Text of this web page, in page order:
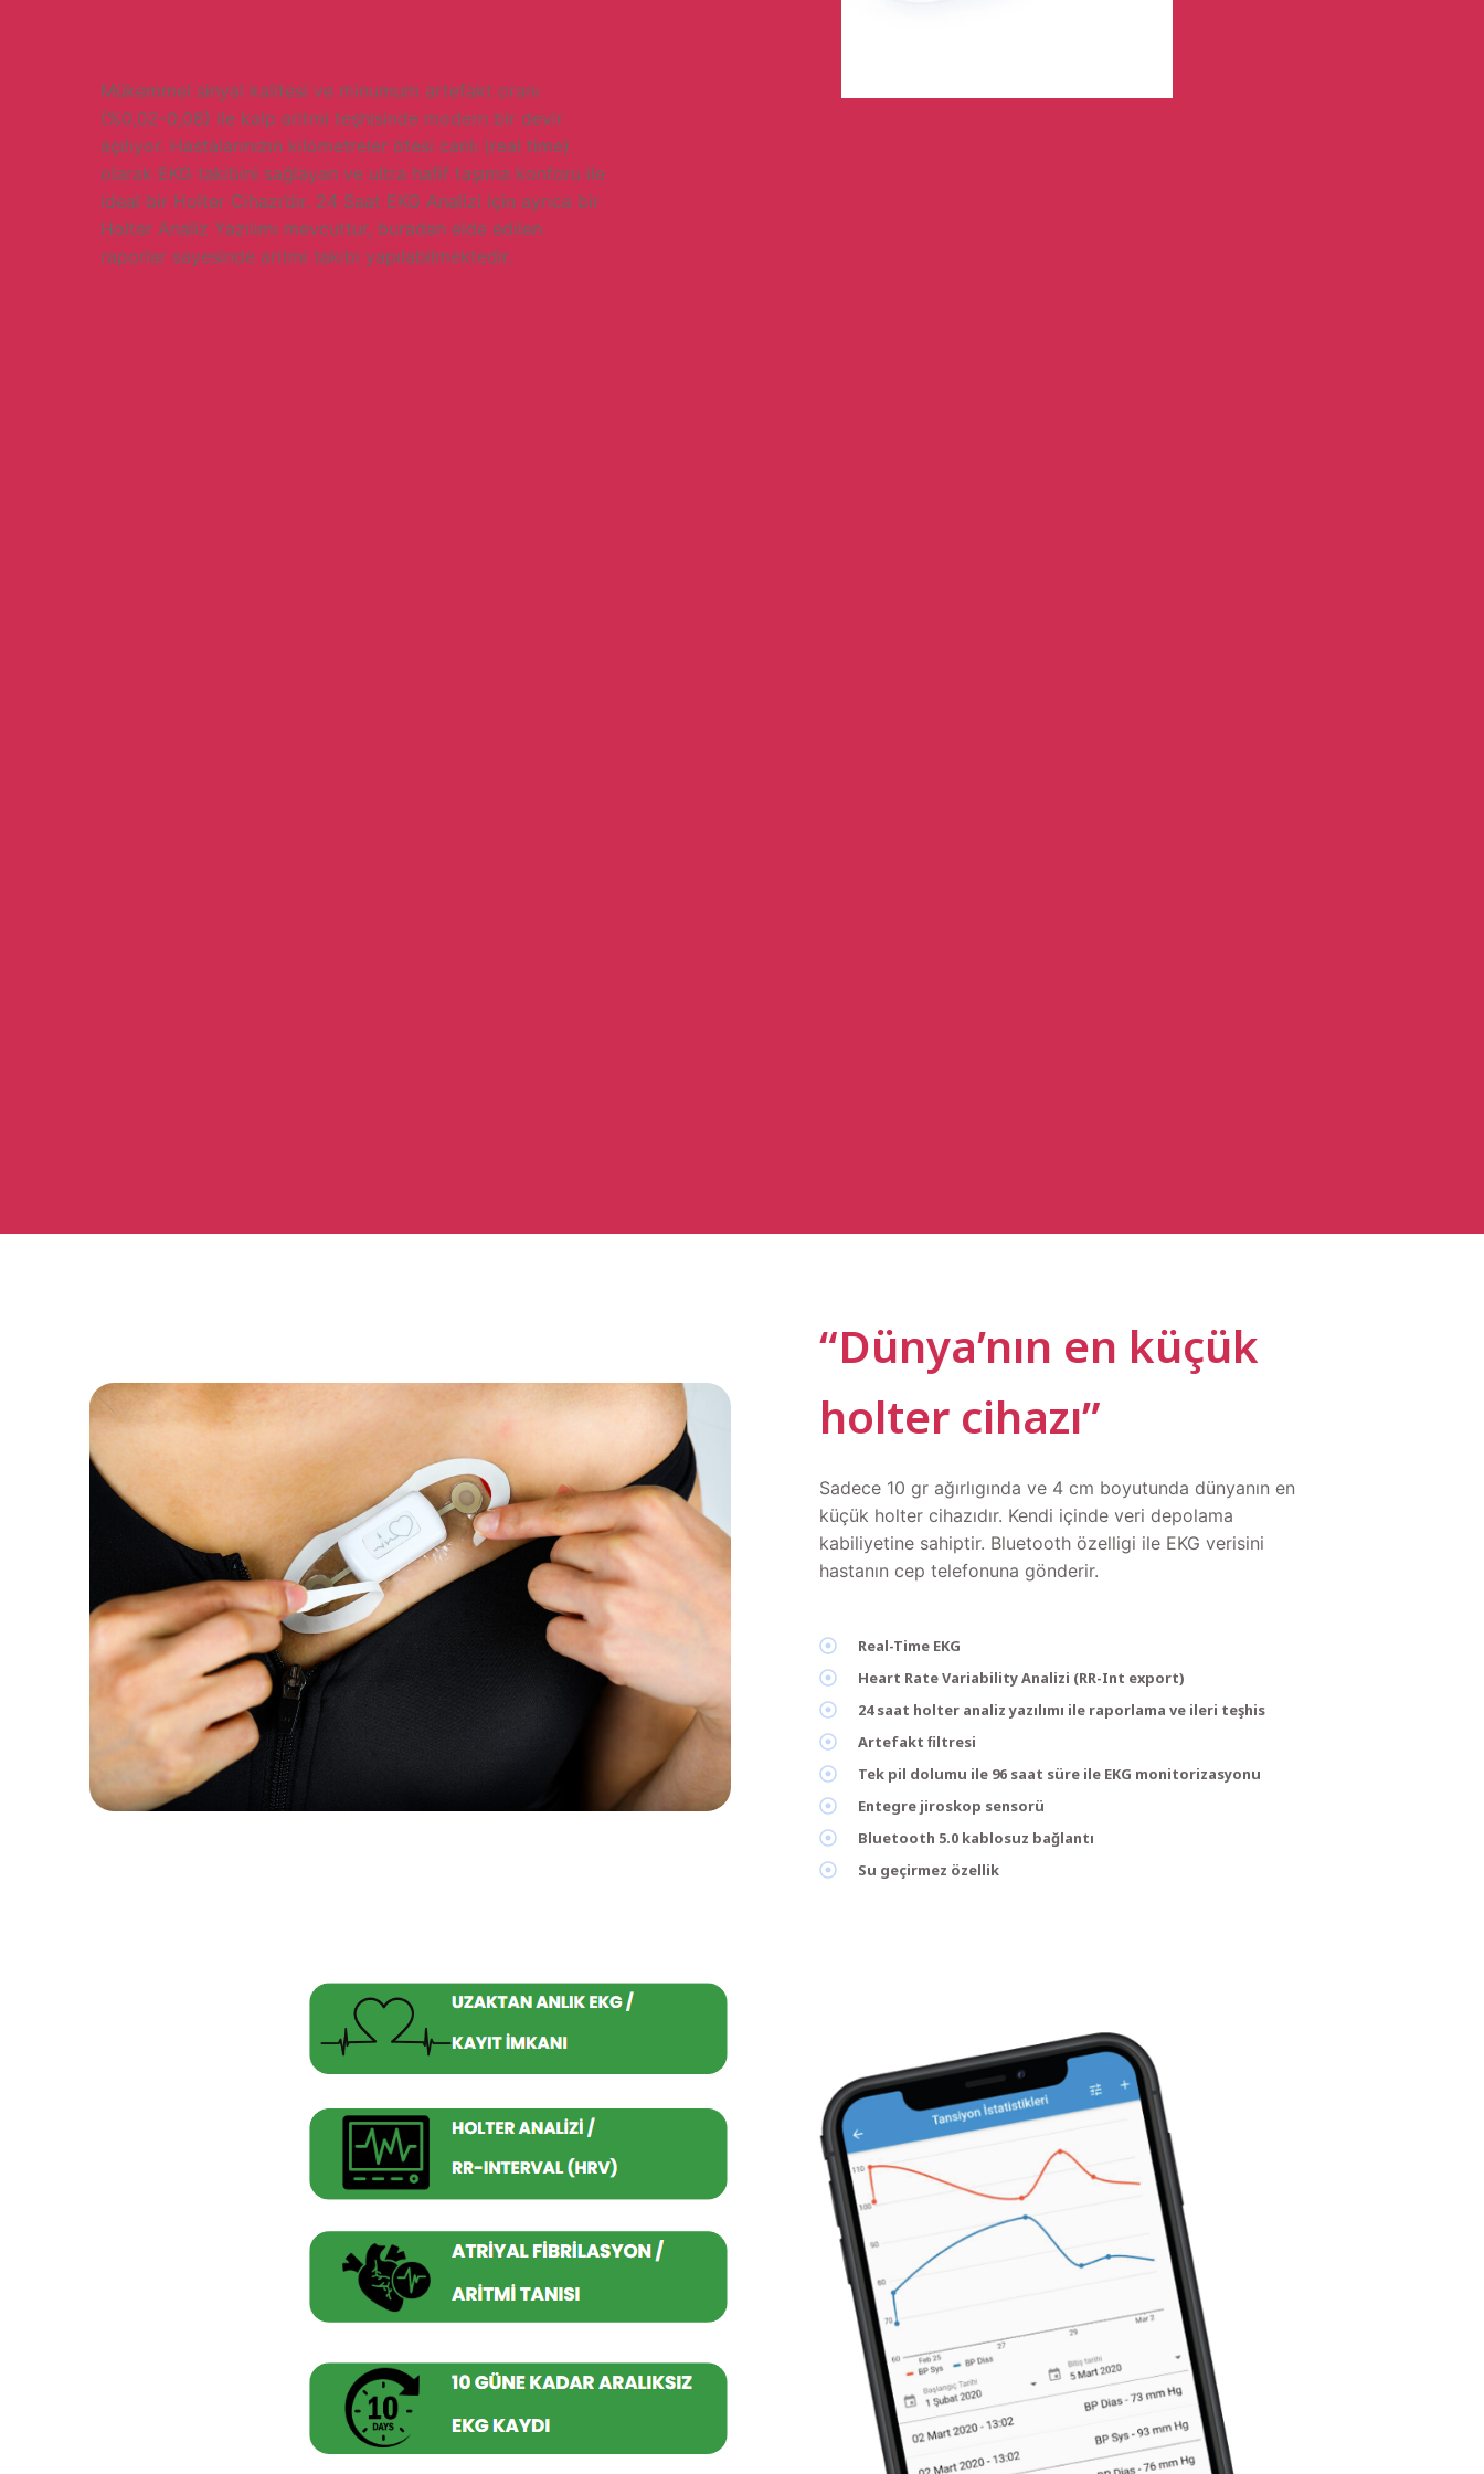
Mükemmel sinyal kalitesi ve minumum artefakt oranı
(%0,02-0,08) ile kalp aritmi teşhisinde modern bir devir
açılıyor. Hastalarınızın kilometreler ötesi canlı (real time)
olarak EKG takibini sağlayan ve ultra hafif taşıma konforu ile
ideal bir Holter Cihazı’dır. 24 Saat EKG Analizi için ayrıca bir
Holter Analiz Yazılımı mevcuttur, buradan elde edilen
raporlar sayesinde aritmi takibi yapılabilmektedir.
“Dünya’nın en küçük
holter cihazı”
Sadece 10 gr ağırlıgında ve 4 cm boyutunda dünyanın en
küçük holter cihazıdır. Kendi içinde veri depolama
kabiliyetine sahiptir. Bluetooth özelligi ile EKG verisini
hastanın cep telefonuna gönderir.
Real-Time EKG
Heart Rate Variability Analizi (RR-Int export)
24 saat holter analiz yazılımı ile raporlama ve ileri teşhis
Artefakt ﬁltresi
Tek pil dolumu ile 96 saat süre ile EKG monitorizasyonu
Entegre jiroskop sensorü
Bluetooth 5.0 kablosuz bağlantı
Su geçirmez özellik